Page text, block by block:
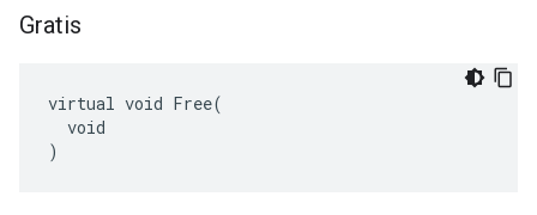
Gratis
virtual void Free(
  void
)